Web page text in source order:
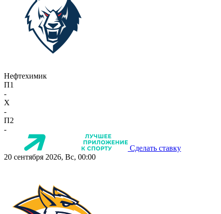
Нефтехимик
П1
-
X
-
П2
-
Сделать ставку
20 сентября 2026, Вс, 00:00